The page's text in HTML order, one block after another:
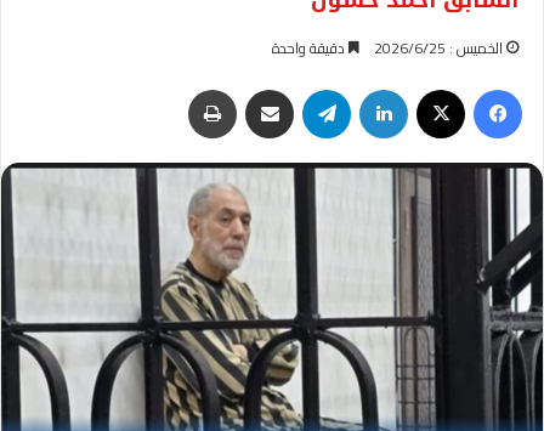
الخميس : 2026/6/25 دقيقة واحدة
فيسبوك لينكدإن تيلقرام مشاركة عبر البريد